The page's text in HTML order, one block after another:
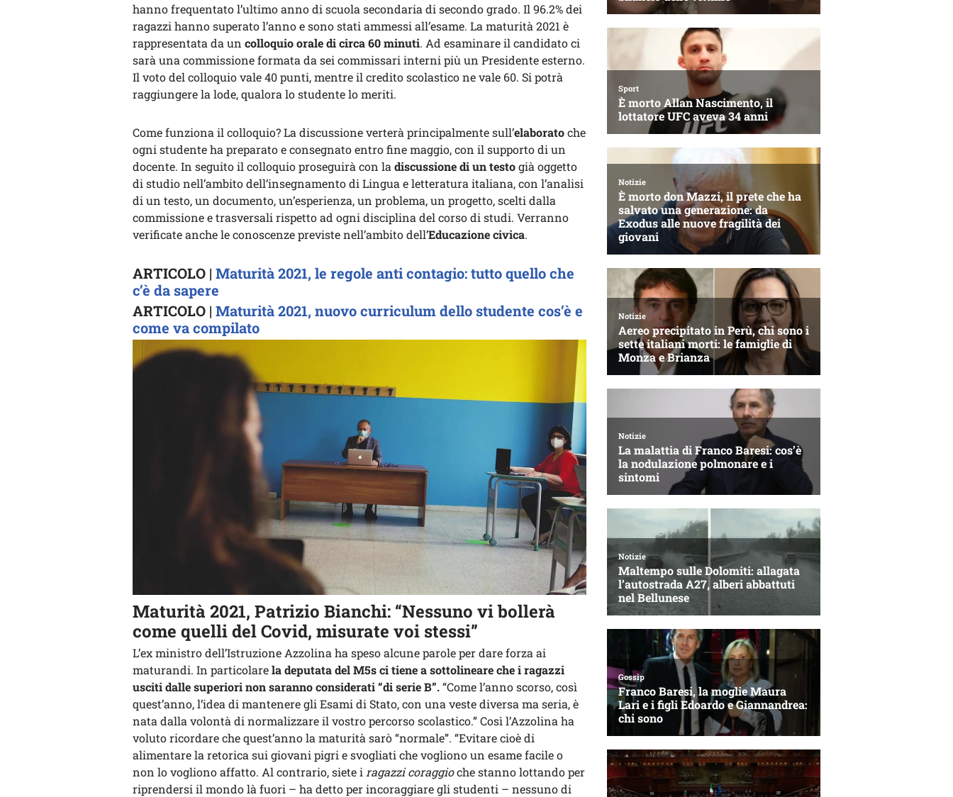
hanno frequentato l’ultimo anno di scuola secondaria di secondo grado. Il 96.2% dei
ragazzi hanno superato l’anno e sono stati ammessi all’esame. La maturità 2021 è
rappresentata da un colloquio orale di circa 60 minuti. Ad esaminare il candidato ci
sarà una commissione formata da sei commissari interni più un Presidente esterno.
Il voto del colloquio vale 40 punti, mentre il credito scolastico ne vale 60. Si potrà
raggiungere la lode, qualora lo studente lo meriti.
Come funziona il colloquio? La discussione verterà principalmente sull’elaboratoche
ogni studente ha preparato e consegnato entro fine maggio, con il supporto di un
docente. In seguito il colloquio proseguirà con la discussione di un testogià oggetto
di studio nell’ambito dell’insegnamento di Lingua e letteratura italiana, con l’analisi
di un testo, un documento, un’esperienza, un problema, un progetto, scelti dalla
commissione e trasversali rispetto ad ogni disciplina del corso di studi. Verranno
verificate anche le conoscenze previste nell’ambito dell’Educazione civica.
ARTICOLO | Maturità 2021, le regole anti contagio: tutto quello che
c’è da sapere
ARTICOLO | Maturità 2021, nuovo curriculum dello studente cos’è e
come va compilato
Maturità 2021, Patrizio Bianchi: “Nessuno vi bollerà
come quelli del Covid, misurate voi stessi”
L’ex ministro dell’Istruzione Azzolina ha speso alcune parole per dare forza ai
maturandi. In particolarela deputata del M5s ci tiene a sottolineare che i ragazzi
usciti dalle superiori non saranno considerati “di serie B”.“Come l’anno scorso, così
quest’anno, l’idea di mantenere gli Esami di Stato, con una veste diversa ma seria, è
nata dalla volontà di normalizzare il vostro percorso scolastico.” Così l’Azzolina ha
voluto ricordare che quest’anno la maturità sarò “normale”. “Evitare cioè di
alimentare la retorica sui giovani pigri e svogliati che vogliono un esame facile o
non lo vogliono affatto. Al contrario, siete i ragazzi coraggioche stanno lottando per
riprendersi il mondo là fuori – ha detto per incoraggiare gli studenti – nessuno di